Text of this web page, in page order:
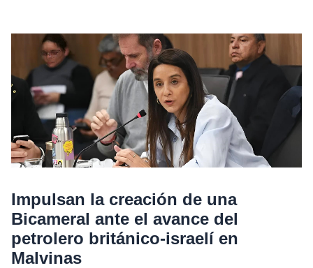
Impulsan la creación de una
Bicameral ante el avance del
petrolero británico-israelí en
Malvinas